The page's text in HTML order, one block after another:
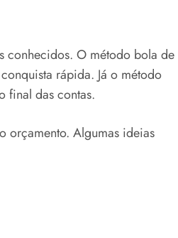
conhecidos. O método bola de
rápida. Já o método
final das contas.
orçamento. Algumas ideias